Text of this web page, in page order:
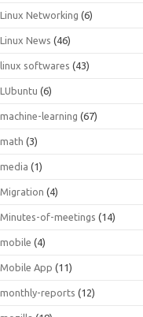
Linux Networking (6)
Linux News (46)
linux softwares (43)
LUbuntu (6)
machine-learning (67)
math (3)
media (1)
Migration (4)
Minutes-of-meetings (14)
mobile (4)
Mobile App (11)
monthly-reports (12)